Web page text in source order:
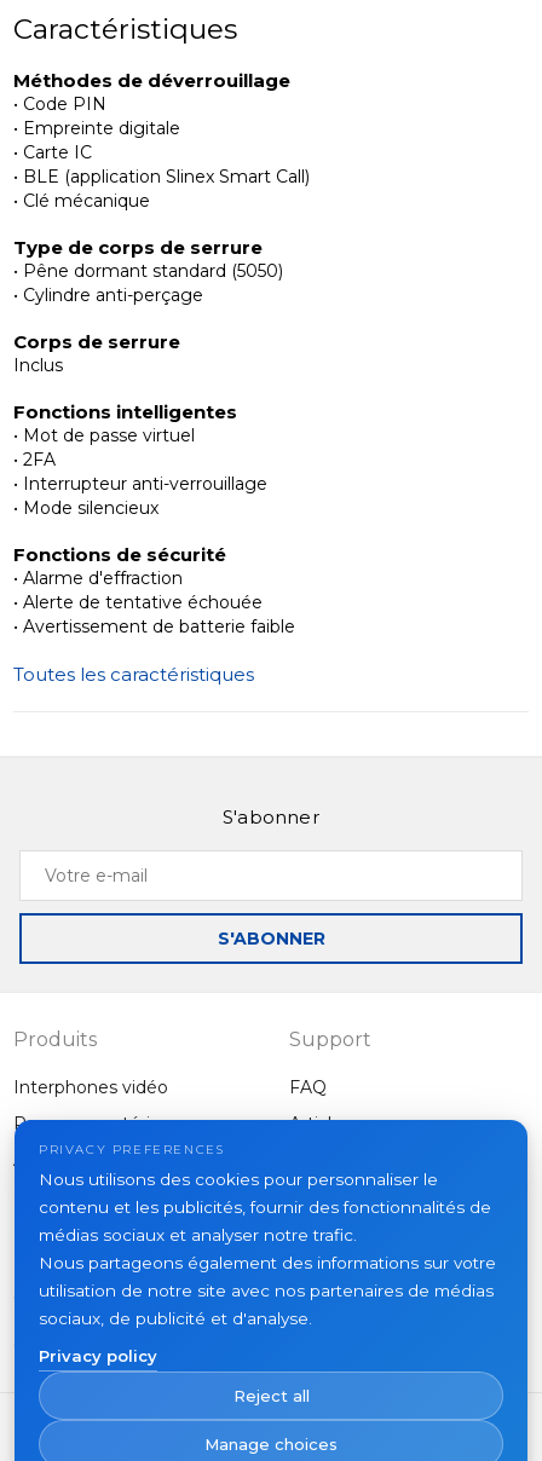
interrupteur anti-verrouillage, PIN virtuel, 2FA, alarmes
d'effraction et de tentative échouée, voyant lumineux
et invites vocales en anglais. Alimenté par secours USB-
C, aucune gestion cloud requise.
Kit d'installation complet
Le package comprend un corps de verrou à pêne
empreinte digitale, code, clé et accès par carte,
panneau arrière, carré de liaison en acier, 2 cartes-clés,
d'instructions et un autocollant de positionnement
Sécurisé, privé et pratique
Aucune gestion cloud pour que vos données restent
privées. Slinex SML-2101 combine sécurité avancée,
appartements, bureaux, locations et espaces partagés.
En savoir plus sur Slinex SML-2101 et découvrez des
Caractéristiques
Méthodes de déverrouillage
• Code PIN
• Empreinte digitale
• Carte IC
• BLE (application Slinex Smart Call)
• Clé mécanique
Type de corps de serrure
• Pêne dormant standard (5050)
• Cylindre anti-perçage
Corps de serrure
Inclus
Fonctions intelligentes
• Mot de passe virtuel
• 2FA
• Interrupteur anti-verrouillage
• Mode silencieux
Fonctions de sécurité
• Alarme d'effraction
• Alerte de tentative échouée
• Avertissement de batterie faible
Toutes les caractéristiques
S'abonner
Votre
mail
S'ABONNER
Produits
Interphones vidéo
Panneaux extérieurs
Autres équipements
Support
FAQ
Articles
Projets
À propos
Actualités
Contacts
Où acheter
PRIVACY PREFERENCES
Nous utilisons des cookies pour personnaliser le
contenu et les publicités, fournir des fonctionnalités de
médias sociaux et analyser notre trafic.
Nous partageons également des informations sur votre
utilisation de notre site avec nos partenaires de médias
sociaux, de publicité et d'analyse.
Privacy policy
Reject all
Manage choices